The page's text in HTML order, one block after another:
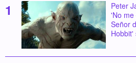
Peter
'No me
Señor
Hobbit'